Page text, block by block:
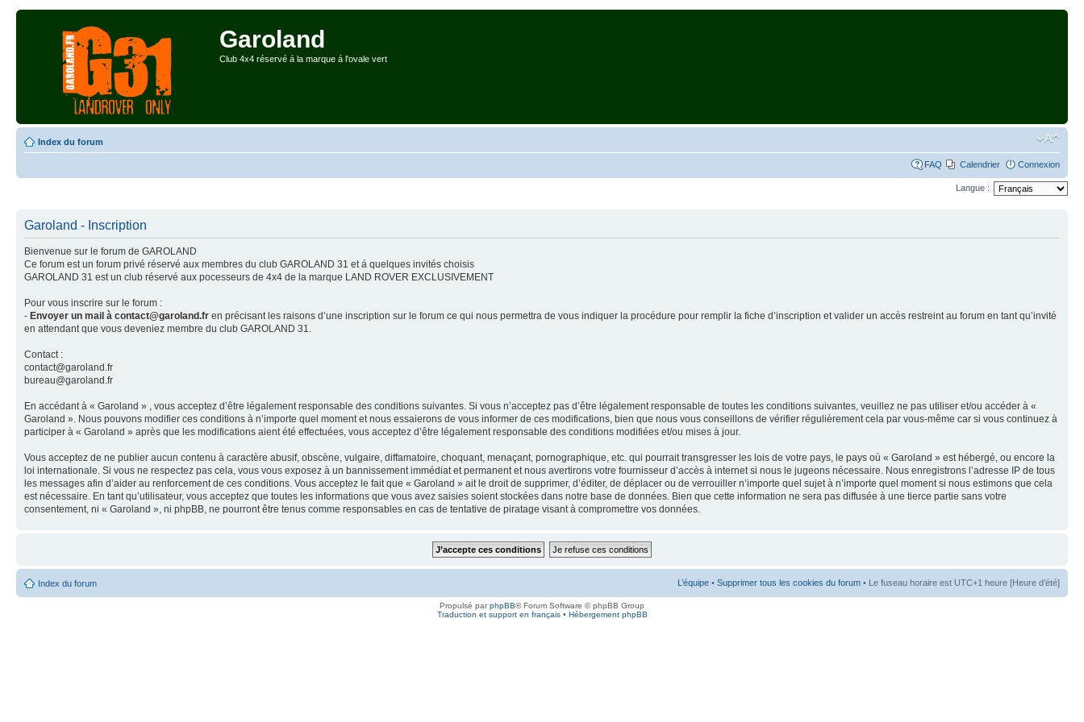
Garoland
Club 4x4 réservé á la marque á l'ovale vert
Index du forum
FAQ Calendrier Connexion
Langue :
Garoland - Inscription
Bienvenue sur le forum de GAROLAND
Ce forum est un forum privé réservé aux membres du club GAROLAND 31 et á quelques invités choisis
GAROLAND 31 est un club réservé aux pocesseurs de 4x4 de la marque LAND ROVER EXCLUSIVEMENT
Pour vous inscrire sur le forum :
- Envoyer un mail à contact@garoland.fr en précisant les raisons d’une inscription sur le forum ce qui nous permettra de vous indiquer la procédure pour remplir la fiche d’inscription et valider un accès restreint au forum en tant qu’invité
en attendant que vous deveniez membre du club GAROLAND 31.
Contact :
contact@garoland.fr
bureau@garoland.fr
En accédant à « Garoland » , vous acceptez d’être légalement responsable des conditions suivantes. Si vous n’acceptez pas d’être légalement responsable de toutes les conditions suivantes, veuillez ne pas utiliser et/ou accéder à «
Garoland ». Nous pouvons modifier ces conditions à n’importe quel moment et nous essaierons de vous informer de ces modifications, bien que nous vous conseillons de vérifier régulièrement cela par vous-même car si vous continuez à
participer à « Garoland » après que les modifications aient été effectuées, vous acceptez d’être légalement responsable des conditions modifiées et/ou mises à jour.
Vous acceptez de ne publier aucun contenu à caractère abusif, obscène, vulgaire, diffamatoire, choquant, menaçant, pornographique, etc. qui pourrait transgresser les lois de votre pays, le pays où « Garoland » est hébergé, ou encore la
loi internationale. Si vous ne respectez pas cela, vous vous exposez à un bannissement immédiat et permanent et nous avertirons votre fournisseur d’accès à internet si nous le jugeons nécessaire. Nous enregistrons l’adresse IP de tous
les messages afin d’aider au renforcement de ces conditions. Vous acceptez le fait que « Garoland » ait le droit de supprimer, d’éditer, de déplacer ou de verrouiller n’importe quel sujet à n’importe quel moment si nous estimons que cela
est nécessaire. En tant qu’utilisateur, vous acceptez que toutes les informations que vous avez saisies soient stockées dans notre base de données. Bien que cette information ne sera pas diffusée à une tierce partie sans votre
consentement, ni « Garoland », ni phpBB, ne pourront être tenus comme responsables en cas de tentative de piratage visant à compromettre vos données.
Index du forum L’équipe • Supprimer tous les cookies du forum • Le fuseau horaire est UTC+1 heure [Heure d’été]
Propulsé parphpBB® Forum Software © phpBB Group
Traduction et support en français• Hébergement phpBB